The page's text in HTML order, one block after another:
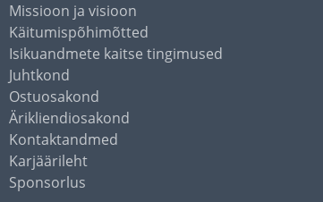
Missioon ja visioon
Käitumispõhimõtted
Isikuandmete kaitse tingimused
Juhtkond
Ostuosakond
Ärikliendiosakond
Kontaktandmed
Karjäärileht
Sponsorlus